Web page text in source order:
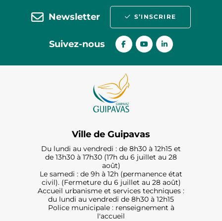
Newsletter S’INSCRIRE
Suivez-nous
Ville de Guipavas
Du lundi au vendredi : de 8h30 à 12h15 et
de 13h30 à 17h30 (17h du 6 juillet au 28
août)
Le samedi : de 9h à 12h (permanence état
civil). (Fermeture du 6 juillet au 28 août)
Accueil urbanisme et services techniques :
du lundi au vendredi de 8h30 à 12h15
Police municipale : renseignement à
l'accueil